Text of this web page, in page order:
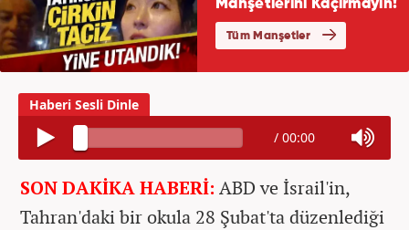
/ 00:00
SON DAKİKA HABERİ: ABD ve İsrail'in,
Tahran'daki bir okula 28 Şubat'ta düzenlediği